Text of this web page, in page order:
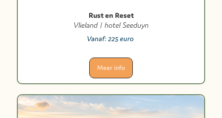
Rust en Reset
Vlieland | hotel Seeduyn
Vanaf:225 euro
Meer info